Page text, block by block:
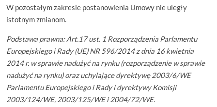
W pozostałym zakresie postanowienia Umowy nie uległy
istotnym zmianom.
Podstawa prawna: Art.17 ust. 1 Rozporządzenia Parlamentu
Europejskiego i Rady (UE) NR 596/2014 z dnia 16 kwietnia
2014 r. w sprawie nadużyć na rynku (rozporządzenie w sprawie
nadużyć na rynku) oraz uchylające dyrektywę 2003/6/WE
Parlamentu Europejskiego i Rady i dyrektywy Komisji
2003/124/WE, 2003/125/WE i 2004/72/WE.